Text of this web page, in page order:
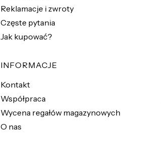
Reklamacje i zwroty
Częste pytania
Jak kupować?
INFORMACJE
Kontakt
Współpraca
Wycena regałów magazynowych
O nas